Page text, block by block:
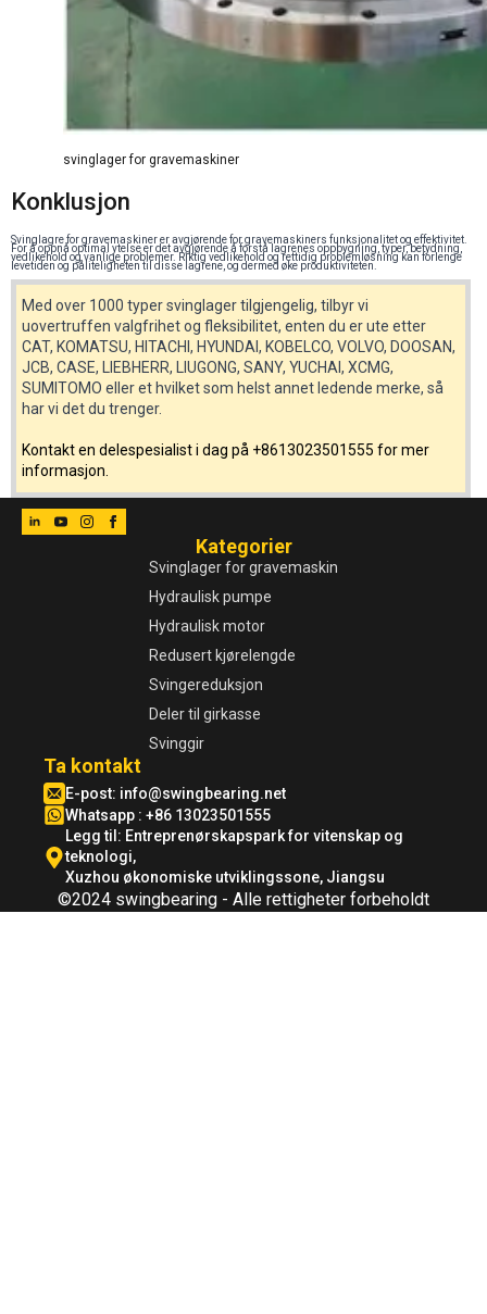
svinglager for gravemaskiner
Konklusjon
Svinglagre for gravemaskiner er avgjørende for gravemaskiners funksjonalitet og effektivitet.
For å oppnå optimal ytelse er det avgjørende å forstå lagrenes oppbygning, typer, betydning,
vedlikehold og vanlige problemer. Riktig vedlikehold og rettidig problemløsning kan forlenge
levetiden og påliteligheten til disse lagrene, og dermed øke produktiviteten.
Med over 1000 typer svinglager tilgjengelig, tilbyr vi
uovertruffen valgfrihet og fleksibilitet, enten du er ute etter
CAT, KOMATSU, HITACHI, HYUNDAI, KOBELCO, VOLVO, DOOSAN,
JCB, CASE, LIEBHERR, LIUGONG, SANY, YUCHAI, XCMG,
SUMITOMO eller et hvilket som helst annet ledende merke, så
har vi det du trenger.
Kontakt en delespesialist i dag på +8613023501555 for mer
informasjon.
Kategorier
Svinglager for gravemaskin
Hydraulisk pumpe
Hydraulisk motor
Redusert kjørelengde
Svingereduksjon
Deler til girkasse
Svinggir
Ta kontakt
E-post: info@swingbearing.net
Whatsapp : +86 13023501555
Legg til: Entreprenørskapspark for vitenskap og
teknologi,
Xuzhou økonomiske utviklingssone, Jiangsu
©2024 swingbearing - Alle rettigheter forbeholdt